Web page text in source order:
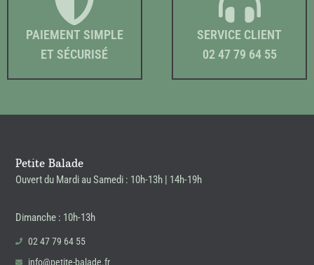
PAIEMENT SIMPLE
ET SÉCURISÉ
SERVICE CLIENT
02 47 79 64 55
Petite Balade
Ouvert du Mardi au Samedi : 10h-13h | 14h-19h
Dimanche : 10h-13h
02 47 79 64 55
info@petite-balade.fr